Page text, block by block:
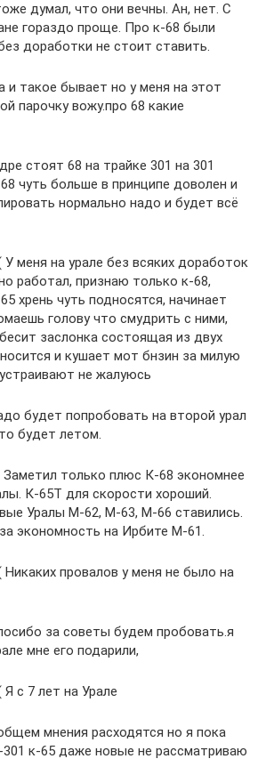
думал, что они вечны. Ан, нет. С
гораздо проще. Про к-68 были
доработки не стоит ставить.
такое бывает но у меня на этот
парочку вожу.про 68 какие
стоят 68 на трайке 301 на 301
чуть больше в принципе доволен и
нормально надо и будет всё
У меня на урале без всяких доработок
работал, признаю только к-68,
хрень чуть подносятся, начинает
голову что смудрить с ними,
заслонка состоящая из двух
и кушает мот бнзин за милую
не жалуюсь
будет попробовать на второй урал
будет летом.
только плюс К-68 экономнее
К-65Т для скорости хороший.
Уралы М-62, М-63, М-66 ставились.
экономность на Ирбите М-61.
Никаких провалов у меня не было на
за советы будем пробовать.я
мне его подарили,
Я с 7 лет на Урале
мнения расходятся но я пока
к-65 даже новые не рассматриваю